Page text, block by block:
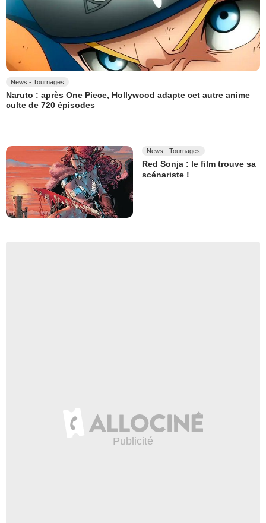
News - Tournages
Naruto : après One Piece, Hollywood adapte cet autre anime
culte de 720 épisodes
News - Tournages
Red Sonja : le film trouve sa
scénariste !